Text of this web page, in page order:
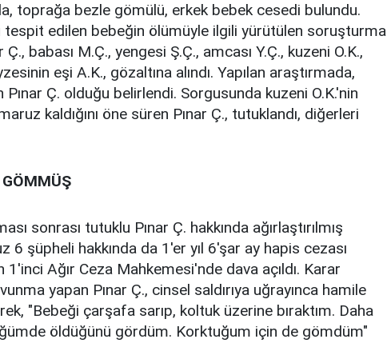
toprağa bezle gömülü, erkek bebek cesedi bulundu.
tespit edilen bebeğin ölümüyle ilgili yürütülen soruşturma
Ç., babası M.Ç., yengesi Ş.Ç., amcası Y.Ç., kuzeni O.K.,
eşi A.K., gözaltına alındı. Yapılan araştırmada,
Ç. olduğu belirlendi. Sorgusunda kuzeni O.K.'nin
kaldığını öne süren Pınar Ç., tutuklandı, diğerleri
sonrası tutuklu Pınar Ç. hakkında ağırlaştırılmış
6 şüpheli hakkında da 1'er yıl 6'şar ay hapis cezası
Ağır Ceza Mahkemesi'nde dava açıldı. Karar
yapan Pınar Ç., cinsel saldırıya uğrayınca hamile
"Bebeği çarşafa sarıp, koltuk üzerine bıraktım. Daha
öldüğünü gördüm. Korktuğum için de gömdüm"